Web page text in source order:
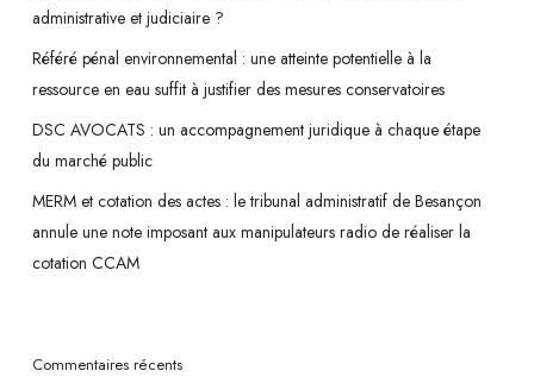
administrative et judiciaire ?
Référé pénal environnemental : une atteinte potentielle à la
ressource en eau suffit à justifier des mesures conservatoires
DSC AVOCATS : un accompagnement juridique à chaque étape
du marché public
MERM et cotation des actes : le tribunal administratif de Besançon
annule une note imposant aux manipulateurs radio de réaliser la
cotation CCAM
Commentaires récents